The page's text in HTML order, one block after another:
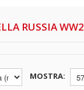
RUSSIA WW2
MOSTRA: